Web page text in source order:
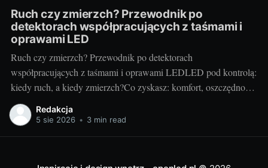
Ruch czy zmierzch? Przewodnik po
detektorach współpracujących z taśmami i
oprawami LED
Ruch czy zmierzch? Przewodnik po detektorach
współpracujących z taśmami i oprawami LEDLED pod kontrolą:
kiedy ruch, a kiedy zmierzch?Co zyskasz: komfort, oszczędność
energii, bezpieczeństwoAutomatyczne sterowanie światłem to
mały detal, który zmienia codzienność. Wygoda (światło włącza
Redakcja
5 sie 2026 • 3 min read